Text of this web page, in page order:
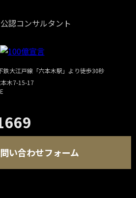
鉄大江戸線「六本木駅」より徒歩30秒
木7-15-17
い合わせフォーム